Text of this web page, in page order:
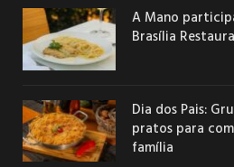
A Mano
Brasília
Dia dos Pais:
pratos para
família